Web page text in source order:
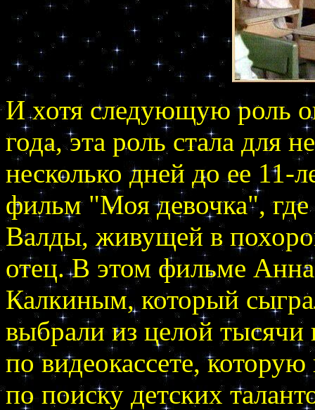
И хотя следующую роль
года, эта роль стала для
несколько дней до ее
фильм "Моя девочка",
Валды, живущей в
отец. В этом фильме
Калкиным, который
выбрали из целой тысячи
по видеокассете,
по поиску детских